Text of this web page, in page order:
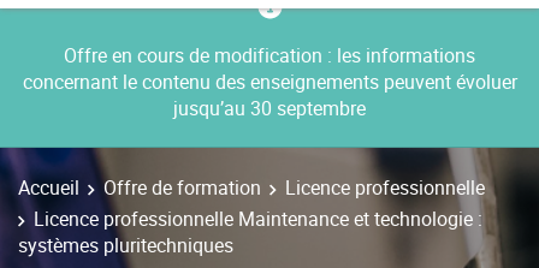
Offre en cours de modification : les informations
concernant le contenu des enseignements peuvent évoluer
jusqu’au 30 septembre
Accueil Offre de formation
Licence professionnelle
Licence professionnelle Maintenance et technologie :
systèmes pluritechniques